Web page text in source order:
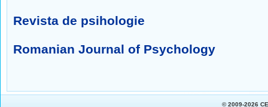
Revista de psihologie
Romanian Journal of Psychology
© 2009-2026